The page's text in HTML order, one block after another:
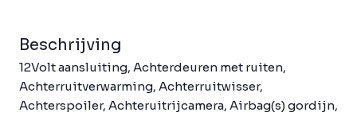
Beschrijving
12Volt aansluiting, Achterdeuren met ruiten,
Achterruitverwarming, Achterruitwisser,
Achterspoiler, Achteruitrijcamera, Airbag(s) gordijn,